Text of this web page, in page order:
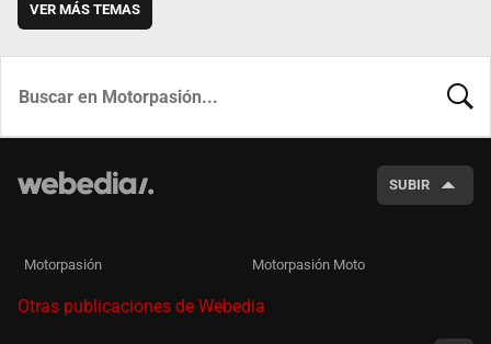
VER MÁS TEMAS
SUBIR
Motorpasión Motorpasión Moto
Otras publicaciones de Webedia